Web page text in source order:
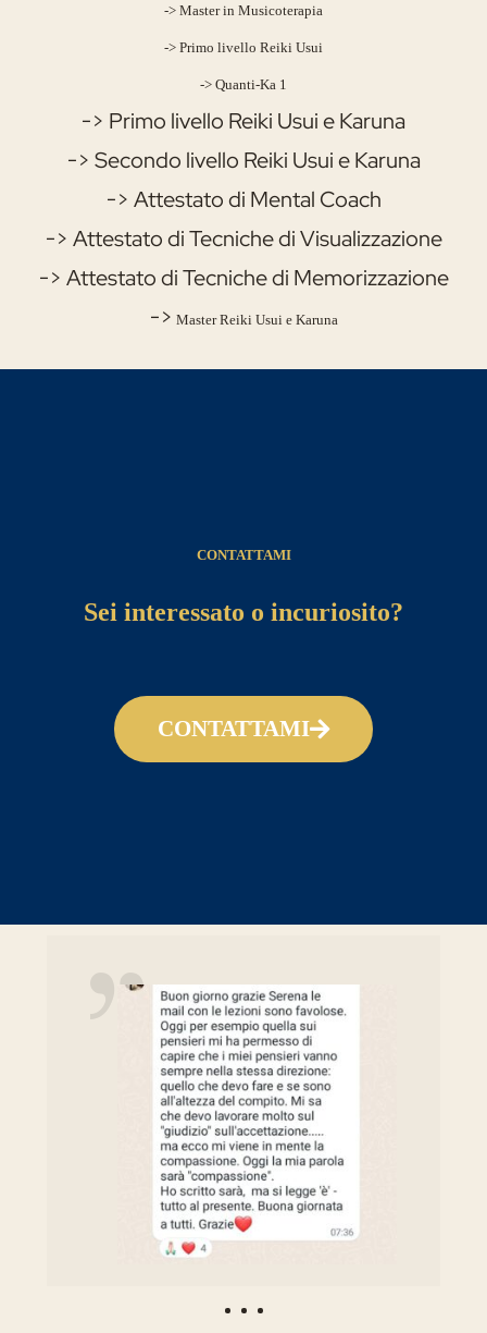
-> Master in Musicoterapia
-> Primo livello Reiki Usui
-> Quanti-Ka 1
-> Primo livello Reiki Usui e Karuna
-> Secondo livello Reiki Usui e Karuna
-> Attestato di Mental Coach
-> Attestato di Tecniche di Visualizzazione
-> Attestato di Tecniche di Memorizzazione
-> Master Reiki Usui e Karuna
CONTATTAMI
Sei interessato o incuriosito?
CONTATTAMI